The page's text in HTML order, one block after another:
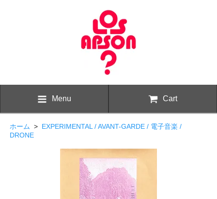
Menu Cart
ホーム > EXPERIMENTAL / AVANT-GARDE / 電子音楽 /
DRONE